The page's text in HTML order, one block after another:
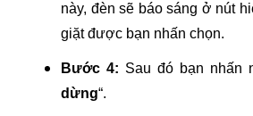
này, đèn sẽ báo sáng ở nút
giặt được bạn nhấn chọn.
Bước 4: Sau đó bạn nhấn
dừng“.